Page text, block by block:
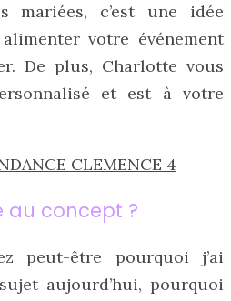
mariées, c’est une idée
votre événement
De plus, Charlotte vous
et est à votre
au concept ?
peut-être pourquoi j’ai
aujourd’hui, pourquoi